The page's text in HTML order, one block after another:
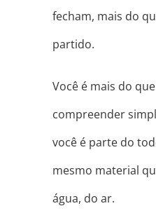
fecham, mais do
partido.
Você é mais do
compreender
você é parte do
mesmo material
água, do ar.